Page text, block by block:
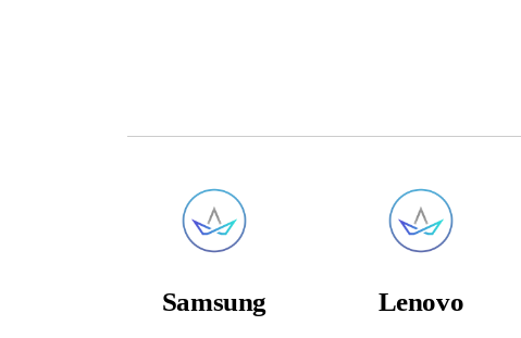
Samsung Lenovo